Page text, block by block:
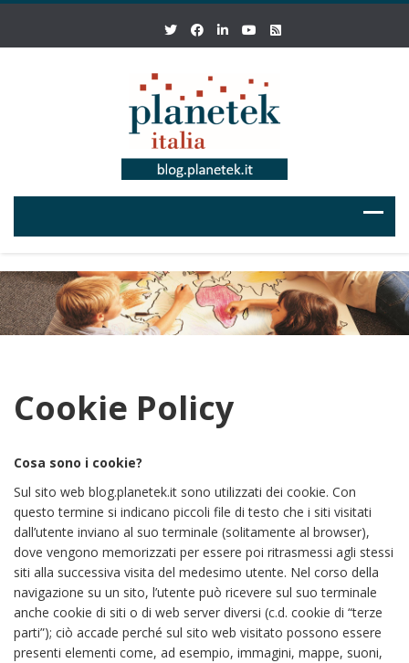
Cookie Policy
Cosa sono i cookie?
Sul sito web blog.planetek.it sono utilizzati dei cookie. Con
questo termine si indicano piccoli file di testo che i siti visitati
dall’utente inviano al suo terminale (solitamente al browser),
dove vengono memorizzati per essere poi ritrasmessi agli stessi
siti alla successiva visita del medesimo utente. Nel corso della
navigazione su un sito, l’utente può ricevere sul suo terminale
anche cookie di siti o di web server diversi (c.d. cookie di “terze
parti”); ciò accade perché sul sito web visitato possono essere
presenti elementi come, ad esempio, immagini, mappe, suoni,